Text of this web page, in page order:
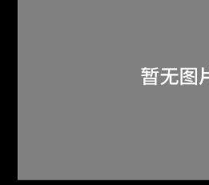
关于M+藏品